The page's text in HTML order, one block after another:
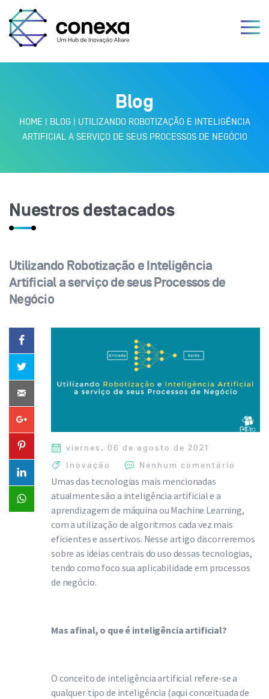
Blog
HOME | BLOG| UTILIZANDO ROBOTIZAÇÃO E INTELIGÊNCIA
ARTIFICIAL A SERVIÇO DE SEUS PROCESSOS DE NEGÓCIO
Nuestros destacados
Utilizando Robotização e Inteligência
Artificial a serviço de seus Processos de
Negócio
viernes, 06 de agosto de 2021
Inovação
Nenhum comentário
Umas das tecnologias mais mencionadas
atualmente são a inteligência artificial e a
aprendizagem de máquina ou Machine Learning,
com a utilização de algoritmos cada vez mais
eficientes e assertivos. Nesse artigo discorreremos
sobre as ideias centrais do uso dessas tecnologias,
tendo como foco sua aplicabilidade em processos
de negócio.
Mas afinal, o que é inteligência artificial?
O conceito de inteligência artificial refere-se a
qualquer tipo de inteligência (aqui conceituada de